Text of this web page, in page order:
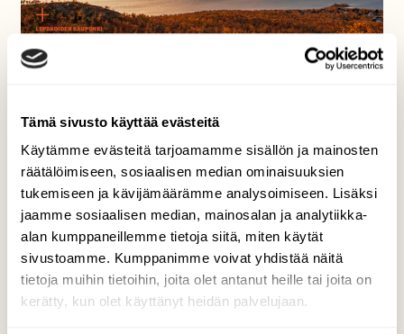
Tämä sivusto käyttää evästeitä
Käytämme evästeitä tarjoamamme sisällön ja mainosten
räätälöimiseen, sosiaalisen median ominaisuuksien
tukemiseen ja kävijämäärämme analysoimiseen. Lisäksi
jaamme sosiaalisen median, mainosalan ja analytiikka-
alan kumppaneillemme tietoja siitä, miten käytät
sivustoamme. Kumppanimme voivat yhdistää näitä
tietoja muihin tietoihin, joita olet antanut heille tai joita on
kerätty, kun olet käyttänyt heidän palvelujaan.
Suomen Luonto 7/2022